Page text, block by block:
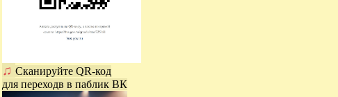
♫ Сканируйте QR-код
для переходв в паблик ВК